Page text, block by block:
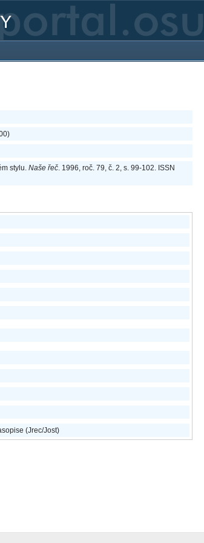
stylu.Naše řeč. 1996, roč. 79, č. 2, s. 99-102. ISSN
(Jrec/Jost)